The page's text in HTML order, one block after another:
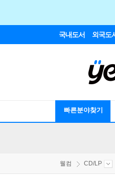
국내도서 외국도
빠른분야찾기
웰컴 CD/LP